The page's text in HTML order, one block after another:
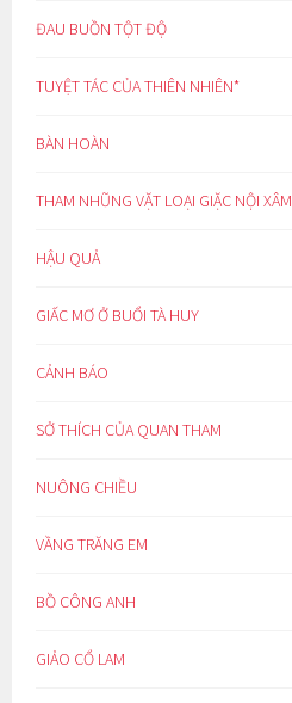
ĐAU BUỒN TỘT ĐỘ
TUYỆT TÁC CỦA THIÊN NHIÊN*
BÀN HOÀN
THAM NHŨNG VẶT LOẠI GIẶC NỘI XÂM
HẬU QUẢ
GIẤC MƠ Ở BUỔI TÀ HUY
CẢNH BÁO
SỞ THÍCH CỦA QUAN THAM
NUÔNG CHIỀU
VẦNG TRĂNG EM
BỒ CÔNG ANH
GIẢO CỔ LAM